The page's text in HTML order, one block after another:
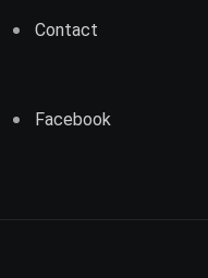
Contact
Facebook